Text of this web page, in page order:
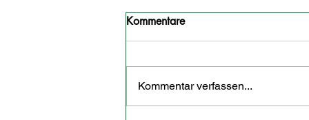
Kommentare
Kommentar verfassen...